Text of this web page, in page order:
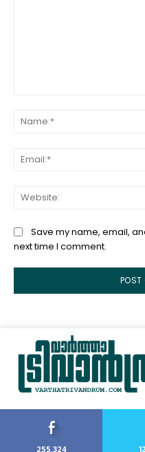
Save my name, email,
next time I comment.
255,324